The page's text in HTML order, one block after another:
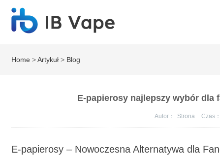
Home >Artykuł > Blog
E-papierosy najlepszy wybór dla
Autor： Strona Czas：
E-papierosy – Nowoczesna Alternatywa dla